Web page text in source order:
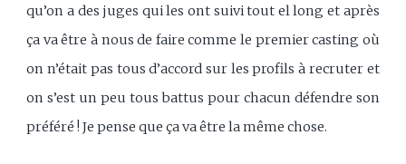
qu’on a des juges qui les ont suivi tout el long et après
ça va être à nous de faire comme le premier casting où
on n’était pas tous d’accord sur les profils à recruter et
on s’est un peu tous battus pour chacun défendre son
préféré ! Je pense que ça va être la même chose.